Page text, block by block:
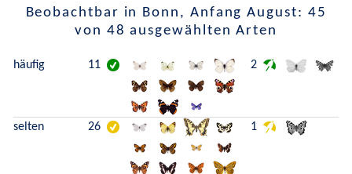
Beobachtbar in Bonn, Anfang August: 45
von 48 ausgewählten Arten
häufig 11 2
selten 26 1